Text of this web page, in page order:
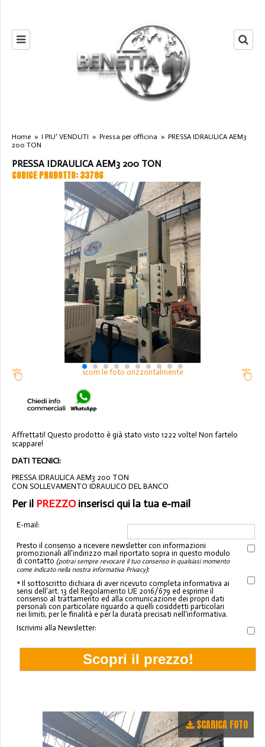
Home » I PIU' VENDUTI » Pressa per officina » PRESSA IDRAULICA AEM3
200 TON
PRESSA IDRAULICA AEM3 200 TON
CODICE PRODOTTO: 33786
scorri le foto orizzontalmente
Affrettati! Questo prodotto è già stato visto 1222 volte! Non fartelo
scappare!
DATI TECNICI:
PRESSA IDRAULICA AEM3 200 TON
CON SOLLEVAMENTO IDRAULICO DEL BANCO
Per il PREZZOinserisci qui la tua e-mail
E-mail:
Presto il consenso a ricevere newsletter con informazioni
promozionali all'indirizzo mail riportato sopra in questo modulo
di contatto (potrai sempre revocare il tuo consenso in qualsiasi momento
come indicato nella nostra informativa Privacy):
* Il sottoscritto dichiara di aver ricevuto completa informativa ai
sensi dell'art. 13 del Regolamento UE 2016/679 ed esprime il
consenso al trattamento ed alla comunicazione dei propri dati
personali con particolare riguardo a quelli cosiddetti particolari
nei limiti, per le finalità e per la durata precisati nell'informativa.
Iscrivimi alla Newsletter:
SCARICA FOTO